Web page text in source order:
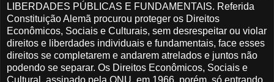
LIBERDADES PÚBLICAS E FUNDAMENTAIS. Referida
Constituição Alemã procurou proteger os Direitos
Econômicos, Sociais e Culturais, sem desrespeitar ou violar
direitos e liberdades individuais e fundamentais, face esses
direitos se completarem e andarem atrelados e juntos não
podendo se separar. Os Direitos Econômicos, Sociais e
Cultural, assinado pela ONU, em 1966, porém, só entrando